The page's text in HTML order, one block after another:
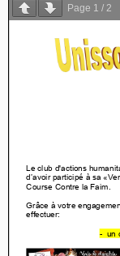
Page 1 / 2